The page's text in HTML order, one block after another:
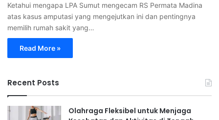
Ketahui mengapa LPA Sumut mengecam RS Permata Madina
atas kasus amputasi yang mengejutkan ini dan pentingnya
memilih rumah sakit yang…
Read More »
Recent Posts
Olahraga Fleksibel untuk Menjaga